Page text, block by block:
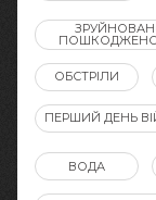
ОБСТРІЛИ
ПЕРШИЙ ДЕНЬ
ВОДА